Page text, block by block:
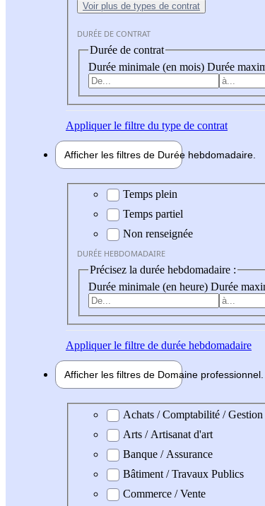
Voir plus de types de contrat
DURÉE DE CONTRAT
Durée de contrat
Durée minimale (en mois) Durée
Appliquerle filtre du type de contrat
Afficher les filtres de Durée hebdomadaire
Durée hebdomadaire
Temps plein
Temps partiel
Non renseignée
DURÉE HEBDOMADAIRE
Précisez la durée hebdomadaire :
Durée minimale (en heure) Durée
Appliquerle filtre de durée hebdomadaire
Afficher les filtres de Domaine professionnel
Domaine professionel
Achats / Comptabilité / Gestion
Arts / Artisanat d'art
Banque / Assurance
Bâtiment / Travaux Publics
Commerce / Vente